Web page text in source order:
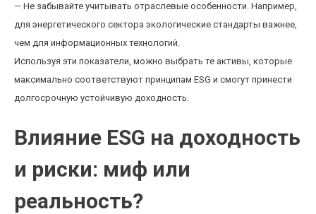
— Не забывайте учитывать отраслевые особенности. Например,
для энергетического сектора экологические стандарты важнее,
чем для информационных технологий.
Используя эти показатели, можно выбрать те активы, которые
максимально соответствуют принципам ESG и смогут принести
долгосрочную устойчивую доходность.
Влияние ESG на доходность
и риски: миф или
реальность?